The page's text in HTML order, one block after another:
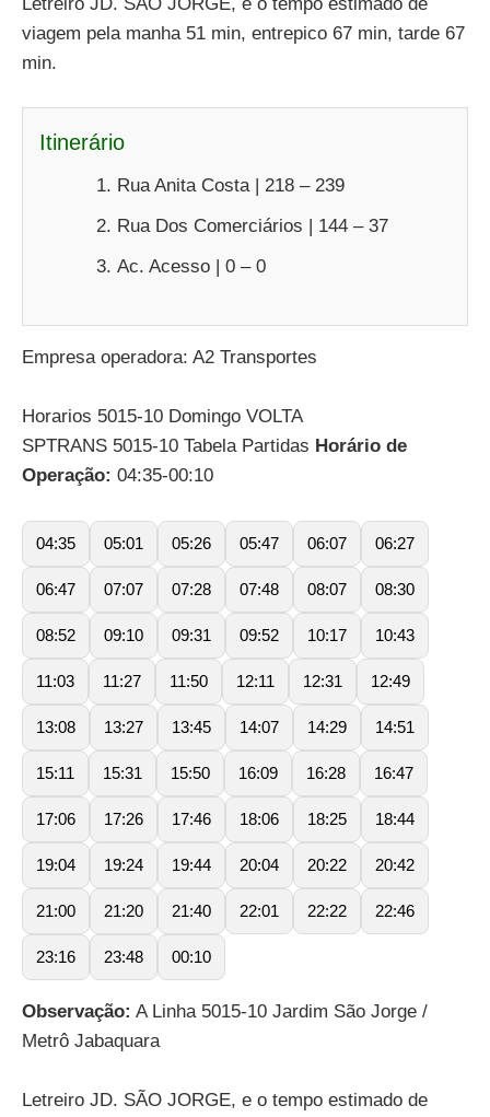
viagem pela manha 51 min, entrepico 67 min, tarde 67
min.
Itinerário
Rua Anita Costa | 218 – 239
Rua Dos Comerciários | 144 – 37
Ac. Acesso | 0 – 0
Empresa operadora: A2 Transportes
Horarios 5015-10 Domingo VOLTA
SPTRANS 5015-10 Tabela Partidas Horário de
Operação: 04:35-00:10
04:35 05:01 05:26 05:47 06:07 06:27
06:47 07:07 07:28 07:48 08:07 08:30
08:52 09:10 09:31 09:52 10:17 10:43
11:03 11:27 11:50 12:11 12:31 12:49
13:08 13:27 13:45 14:07 14:29 14:51
15:11 15:31 15:50 16:09 16:28 16:47
17:06 17:26 17:46 18:06 18:25 18:44
19:04 19:24 19:44 20:04 20:22 20:42
21:00 21:20 21:40 22:01 22:22 22:46
23:16 23:48 00:10
Observação: A Linha 5015-10 Jardim São Jorge /
Metrô Jabaquara
Letreiro JD. SÃO JORGE, e o tempo estimado de